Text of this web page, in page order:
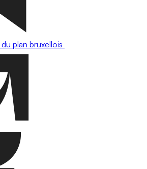
plan bruxellois